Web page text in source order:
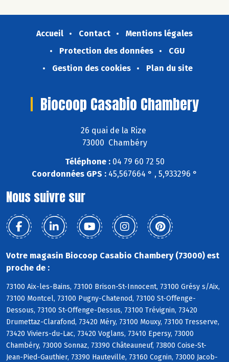
Accueil Contact
Mentions légales
Protection des données
CGU
Gestion des cookies
Plan du site
Biocoop Casabio Chambery
26 quai de la Rize
73000 Chambéry
Téléphone :04 79 60 72 50
Coordonnées GPS : 45,567664 ° , 5,933296 °
Nous suivre sur
Votre magasin Biocoop Casabio Chambery (73000) est
proche de :
73100 Aix-les-Bains, 73100 Brison-St-Innocent, 73100 Grésy s/Aix,
73100 Montcel, 73100 Pugny-Chatenod, 73100 St-Offenge-
Dessous, 73100 St-Offenge-Dessus, 73100 Trévignin, 73420
Drumettaz-Clarafond, 73420 Méry, 73100 Mouxy, 73100 Tresserve,
73420 Viviers-du-Lac, 73420 Voglans, 73410 Epersy, 73000
Chambéry, 73000 Sonnaz, 73390 Châteauneuf, 73800 Coise-St-
Jean-Pied-Gauthier, 73390 Hauteville, 73160 Cognin, 73000 Jacob-